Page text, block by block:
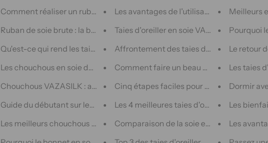
Comment réaliser un ruban de soie teint à la main
Ruban de soie brute : la beauté intemporelle
Qu'est-ce qui rend les taies d'oreiller VAZASILK si populaires dans le
Les chouchous en soie dévoilés : découvrez des plateformes en ligne
Chouchous VAZASILK : accessoire capillaire populaire pour des cheveux
Guide du débutant sur les kits de broderie au ruban de soie
Les meilleurs chouchous et bigoudis en soie pour un style et un confort
Les avantages de l'utilisation d'un
Taies d'oreiller en soie VAZASILK vs West
Affrontement des taies d'oreiller en soie :
Comment faire un beau bonnet pour bébé
Cinq étapes faciles pour laver les
Les 4 meilleures taies d'oreiller en soie
Comparaison de la soie et du velours de
Meilleurs
Pourquoi
Le retour
Les taies
Dormir
Les
Les